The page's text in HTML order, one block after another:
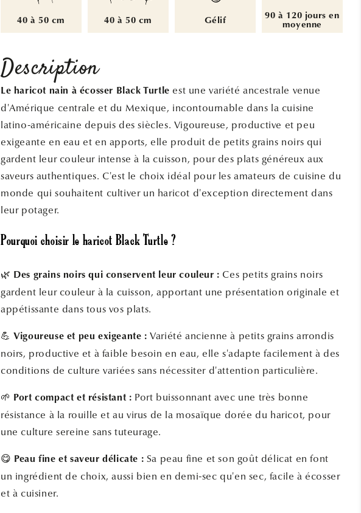
40 à 50 cm 40 à 50 cm Gélif
90 à 120 jours en
moyenne
Description
Le haricot nain à écosser Black Turtle est une variété ancestrale venue
d'Amérique centrale et du Mexique, incontournable dans la cuisine
latino-américaine depuis des siècles. Vigoureuse, productive et peu
exigeante en eau et en apports, elle produit de petits grains noirs qui
gardent leur couleur intense à la cuisson, pour des plats généreux aux
saveurs authentiques. C'est le choix idéal pour les amateurs de cuisine du
monde qui souhaitent cultiver un haricot d'exception directement dans
leur potager.
Pourquoi choisir le haricot Black Turtle ?
🌿 Des grains noirs qui conservent leur couleur : Ces petits grains noirs
gardent leur couleur à la cuisson, apportant une présentation originale et
appétissante dans tous vos plats.
💪Vigoureuse et peu exigeante : Variété ancienne à petits grains arrondis
noirs, productive et à faible besoin en eau, elle s'adapte facilement à des
conditions de culture variées sans nécessiter d'attention particulière.
🌱 Port compact et résistant : Port buissonnant avec une très bonne
résistance à la rouille et au virus de la mosaïque dorée du haricot, pour
une culture sereine sans tuteurage.
😋 Peau fine et saveur délicate : Sa peau fine et son goût délicat en font
un ingrédient de choix, aussi bien en demi-sec qu'en sec, facile à écosser
et à cuisiner.